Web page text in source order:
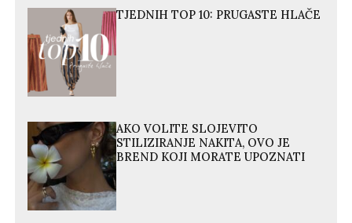
TJEDNIH TOP 10: PRUGASTE HLAČE
AKO VOLITE SLOJEVITO
STILIZIRANJE NAKITA, OVO JE
BREND KOJI MORATE UPOZNATI